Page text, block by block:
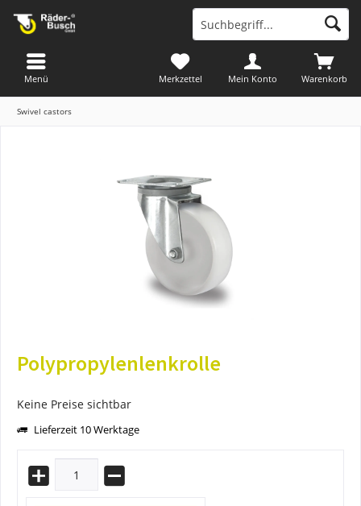
Warenkorb
Merkzettel Mein Konto
Menü
Swivel castors
Polypropylenlenkrolle
Keine Preise sichtbar
Lieferzeit 10 Werktage